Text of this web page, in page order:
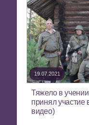
19.07.2021
Тяжело в
принял участие
видео)